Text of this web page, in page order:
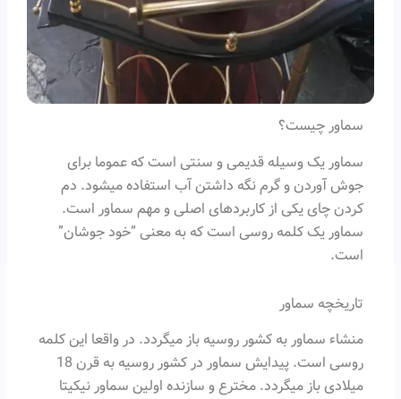
سماور چیست؟
سماور یک وسیله قدیمی و سنتی است که عموما برای
جوش آوردن و گرم نگه داشتن آب استفاده میشود. دم
کردن چای یکی از کاربردهای اصلی و مهم سماور است.
سماور یک کلمه روسی است که به معنی “خود جوشان”
است.
تاریخچه سماور
منشاء سماور به کشور روسیه باز میگردد. در واقعا این کلمه
روسی است. پیدایش سماور در کشور روسیه به قرن 18
میلادی باز میگردد. مخترع و سازنده اولین سماور نیکیتا